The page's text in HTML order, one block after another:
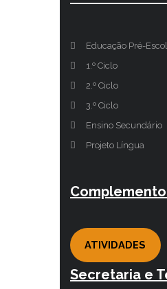
Educação Pré-
1.º Ciclo
2.º Ciclo
3.º Ciclo
Ensino Secundário
Projeto Língua
ATIVIDADES
Secretaria e